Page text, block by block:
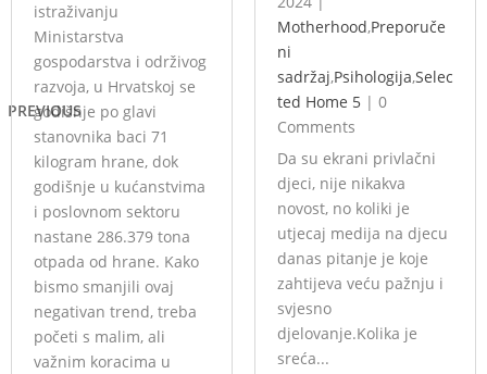
PREVIOUS
istraživanju
Ministarstva
gospodarstva i održivog
razvoja, u Hrvatskoj se
godišnje po glavi
stanovnika baci 71
kilogram hrane, dok
godišnje u kućanstvima
i poslovnom sektoru
nastane 286.379 tona
otpada od hrane. Kako
bismo smanjili ovaj
negativan trend, treba
početi s malim, ali
važnim koracima u
Motherhood,Preporuče
ni
sadržaj,Psihologija,Selec
ted Home 5 | 0
Comments
Da su ekrani privlačni
djeci, nije nikakva
novost, no koliki je
utjecaj medija na djecu
danas pitanje je koje
zahtijeva veću pažnju i
svjesno
djelovanje.Kolika je
sreća...